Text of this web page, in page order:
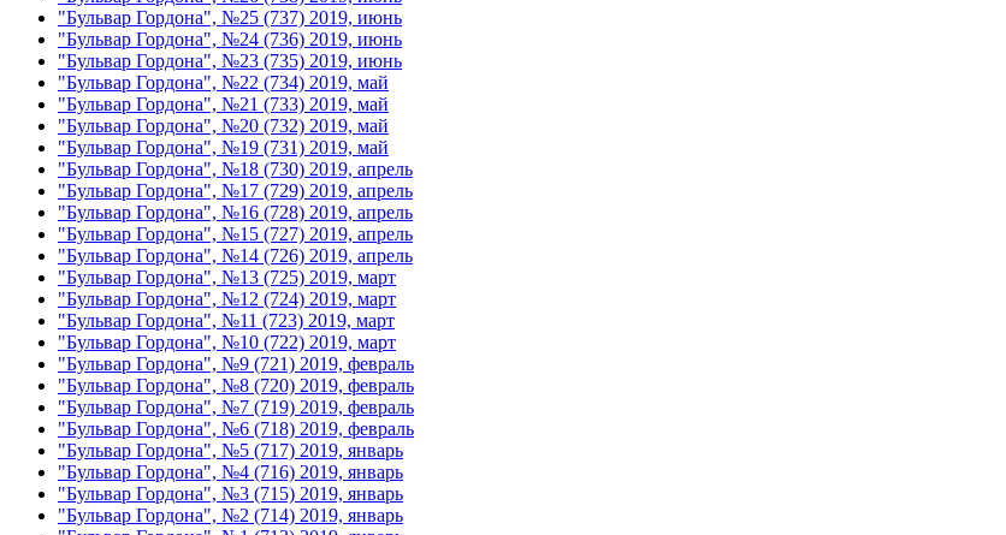
"Бульвар Гордона", №25 (737) 2019, июнь
"Бульвар Гордона", №24 (736) 2019, июнь
"Бульвар Гордона", №23 (735) 2019, июнь
"Бульвар Гордона", №22 (734) 2019, май
"Бульвар Гордона", №21 (733) 2019, май
"Бульвар Гордона", №20 (732) 2019, май
"Бульвар Гордона", №19 (731) 2019, май
"Бульвар Гордона", №18 (730) 2019, апрель
"Бульвар Гордона", №17 (729) 2019, апрель
"Бульвар Гордона", №16 (728) 2019, апрель
"Бульвар Гордона", №15 (727) 2019, апрель
"Бульвар Гордона", №14 (726) 2019, апрель
"Бульвар Гордона", №13 (725) 2019, март
"Бульвар Гордона", №12 (724) 2019, март
"Бульвар Гордона", №11 (723) 2019, март
"Бульвар Гордона", №10 (722) 2019, март
"Бульвар Гордона", №9 (721) 2019, февраль
"Бульвар Гордона", №8 (720) 2019, февраль
"Бульвар Гордона", №7 (719) 2019, февраль
"Бульвар Гордона", №6 (718) 2019, февраль
"Бульвар Гордона", №5 (717) 2019, январь
"Бульвар Гордона", №4 (716) 2019, январь
"Бульвар Гордона", №3 (715) 2019, январь
"Бульвар Гордона", №2 (714) 2019, январь